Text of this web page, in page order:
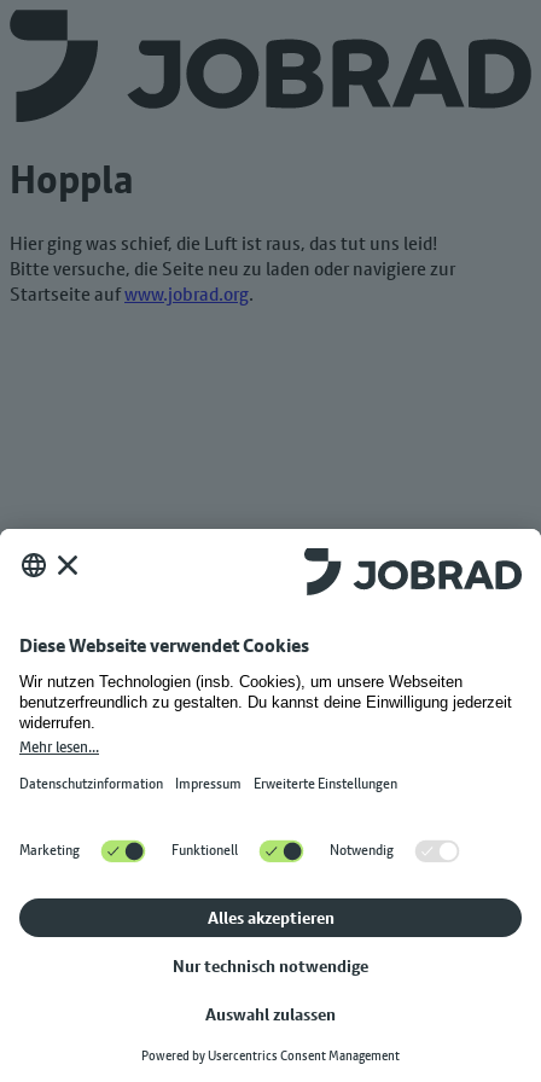
Hoppla
Hier ging was schief, die Luft ist raus, das tut uns leid!
Bitte versuche, die Seite neu zu laden oder navigiere zur
Startseite aufwww.jobrad.org.